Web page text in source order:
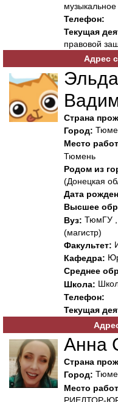
Телефон:
Текущая
правовой
Адрес
Страна
Город:
Место
Тюмень
Родом из
(Донецкая
Дата
Высшее
Вуз: ТюмГУ ,
(магистр)
Факультет:
Кафедра:
Среднее
Школа:
Телефон:
Текущая
Анна
Страна
Город:
Место